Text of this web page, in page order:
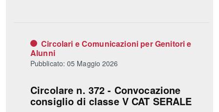
Circolari e Comunicazioni per Genitori e
Alunni
Pubblicato: 05 Maggio 2026
Circolare n. 372 - Convocazione
consiglio di classe V CAT SERALE